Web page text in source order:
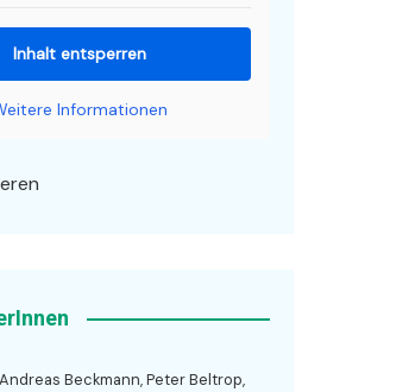
Inhalt entsperren
Informationen
Beckmann, Peter Beltrop,